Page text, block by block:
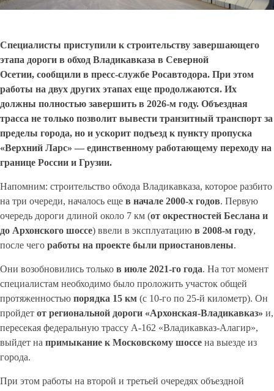
Специалисты приступили к строительству завершающего
этапа дороги в обход Владикавказа в Северной
Осетии, сообщили в пресс-службе Росавтодора. При этом
работы на двух других этапах еще продолжаются. Их
должны полностью завершить в 2026-м году. Объездная
трасса не только позволит вывести транзитный транспорт за
пределы города, но и ускорит подъезд к пункту пропуска
«Верхний Ларс» — единственному работающему переходу на
границе России и Грузии.
Напомним: строительство обхода Владикавказа, которое разбито
на три очереди, началось еще в начале 2000-х годов. Первую
очередь дороги длиной около 7 км (от окрестностей Беслана и
до Архонского шоссе) ввели в эксплуатацию в 2008-м году,
после чего работы на проекте были приостановлены.
Они возобновились только в июле 2021-го года. На тот момент
специалистам необходимо было проложить участок общей
протяженностью порядка 15 км (с 10-го по 25-й километр). Он
пройдет от региональной дороги «Архонская-Владикавказ» и,
пересекая федеральную трассу А-162 «Владикавказ-Алагир»,
выйдет на примыкание к Московскому шоссе на выезде из
города.
При этом работы на второй и третьей очередях объездной